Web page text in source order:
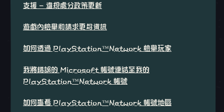
支援 - 違規處分政策更新
遊戲內檢舉和請求更多資訊
如何透過 PlayStation™Network 檢舉玩家
我將錯誤的 Microsoft 帳號連結至我的
PlayStation™Network 帳號
如何查看 PlayStation™Network 帳號地區